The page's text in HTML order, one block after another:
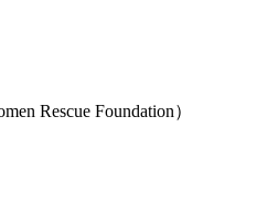
Rescue Foundation）